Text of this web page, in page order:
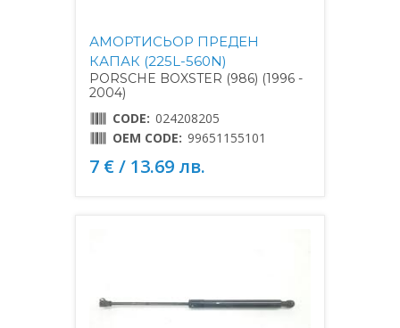
АМОРТИСЬОР ПРЕДЕН
КАПАК (225L-560N)
PORSCHE BOXSTER (986) (1996 -
2004)
CODE: 024208205
OEM CODE: 99651155101
7 € / 13.69 лв.